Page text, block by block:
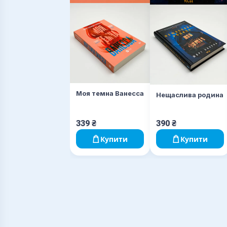
Моя темна Ванесса
339 ₴
Купити
Нещаслива родина
390 ₴
Купити